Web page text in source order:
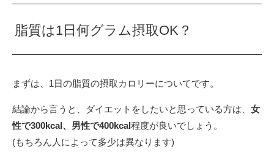
脂質は1日何グラム摂取OK？
まずは、1日の脂質の摂取カロリーについてです。
結論から言うと、ダイエットをしたいと思っている方は、 女
性で300kcal、男性で400kcal程度が良いでしょう。
(もちろん人によって多少は異なります)